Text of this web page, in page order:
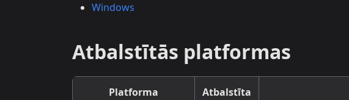
Windows
Atbalstītās platformas
Platforma Atbalstīta